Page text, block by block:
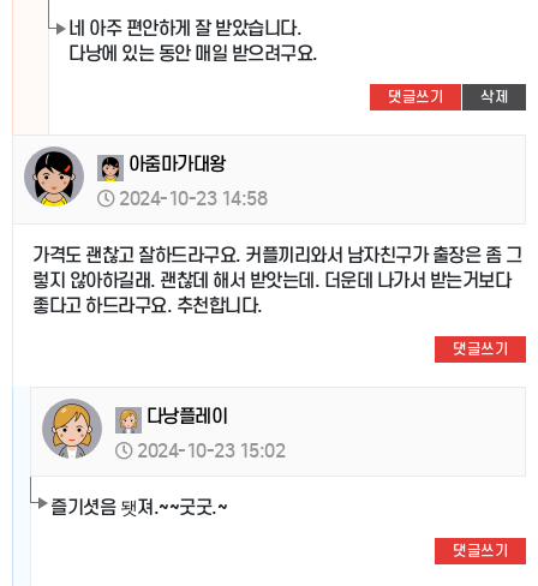
네 아주 편안하게 잘 받았습니다.
다낭에 있는 동안 매일 받으려구요.
댓글쓰기 삭제
아줌마가대왕
2024-10-23 14:58
가격도 괜찮고 잘하드라구요. 커플끼리와서 남자친구가 출장은 좀 그
렇지 않아하길래. 괜찮데 해서 받앗는데. 더운데 나가서 받는거보다
좋다고 하드라구요. 추천합니다.
댓글쓰기
다낭플레이
2024-10-23 15:02
즐기셧음 됏져.~~굿굿.~
댓글쓰기